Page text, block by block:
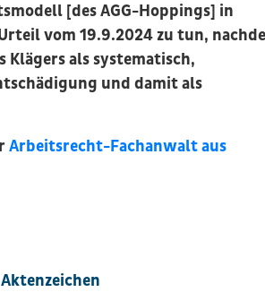
[des AGG-Hoppings] in
vom 19.9.2024 zu tun,
Klägers als systematisch,
und damit als
Arbeitsrecht-Fachanwalt aus
Aktenzeichen